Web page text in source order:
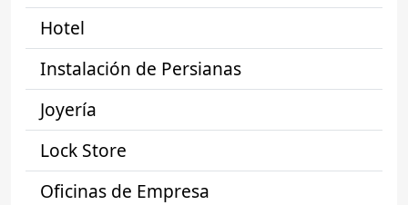
Hotel
Instalación de Persianas
Joyería
Lock Store
Oficinas de Empresa